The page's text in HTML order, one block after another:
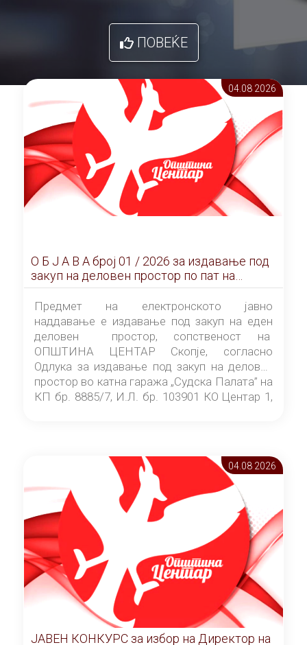
ПОВЕЌЕ
04.08 2026
О Б Ј А В А брoj 01 / 2026 за издавање под
закуп на деловен простор по пат на
ЕЛЕКТРОНСКО ЈАВНО НАДДАВАЊЕ
Предмет на електронското јавно
наддавање е издавање под закуп на еден
деловен простор, сопственост на
ОПШТИНА ЦЕНТАР Скопје, согласно
Одлука за издавање под закуп на деловен
простор во катна гаража „Судска Палата” на
КП бр. 8885/7, И.Л. бр. 103901 КО Центар 1,
Скопје” број 9/2026), за времетраење од 3
(три) години од денот на потпишувањето на
Договорот за закуп со најповолниот
понудувач.
04.08 2026
ЈАВЕН КОНКУРС за избор на Директор на